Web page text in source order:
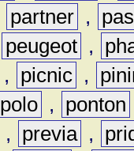
partner ,
peugeot ,
, picnic ,
polo , ponton
, previa ,